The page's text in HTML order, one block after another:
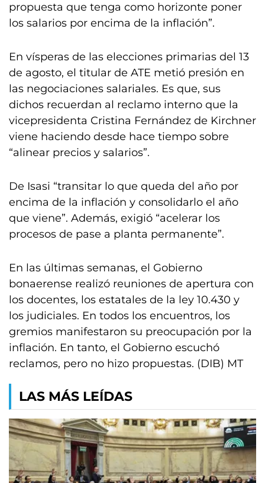
propuesta que tenga como horizonte poner
los salarios por encima de la inflación”.
En vísperas de las elecciones primarias del 13
de agosto, el titular de ATE metió presión en
las negociaciones salariales. Es que, sus
dichos recuerdan al reclamo interno que la
vicepresidenta Cristina Fernández de Kirchner
viene haciendo desde hace tiempo sobre
“alinear precios y salarios”.
De Isasi “transitar lo que queda del año por
encima de la inflación y consolidarlo el año
que viene”. Además, exigió “acelerar los
procesos de pase a planta permanente”.
En las últimas semanas, el Gobierno
bonaerense realizó reuniones de apertura con
los docentes, los estatales de la ley 10.430 y
los judiciales. En todos los encuentros, los
gremios manifestaron su preocupación por la
inflación. En tanto, el Gobierno escuchó
reclamos, pero no hizo propuestas. (DIB) MT
LAS MÁS LEÍDAS